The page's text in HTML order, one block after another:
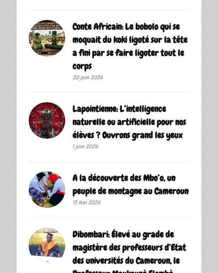
Conte Africain: Le bobolo qui se
moquait du koki ligoté sur la tête
a fini par se faire ligoter tout le
corps
20 juin 2026
Lapointienne: L’intelligence
naturelle ou artificielle pour nos
élèves ? Ouvrons grand les yeux
1 juin 2026
A la découverte des Mbo’o, un
peuple de montagne au Cameroun
13 mai 2026
Dibombari: Élevé au grade de
magistère des professeurs d’Etat
des universités du Cameroun, le